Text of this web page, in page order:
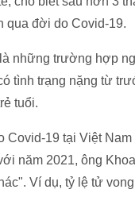
qua đời do Covid-19.
những trường hợp
tình trạng nặng từ
tuổi.
Covid-19 tại Việt
năm 2021, ông
Ví dụ, tỷ lệ tử